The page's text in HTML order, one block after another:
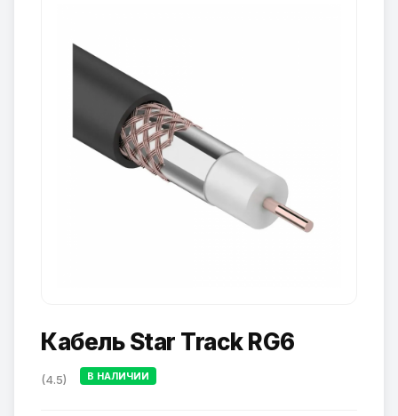
Кабель Star Track RG6
(4.5) В НАЛИЧИИ